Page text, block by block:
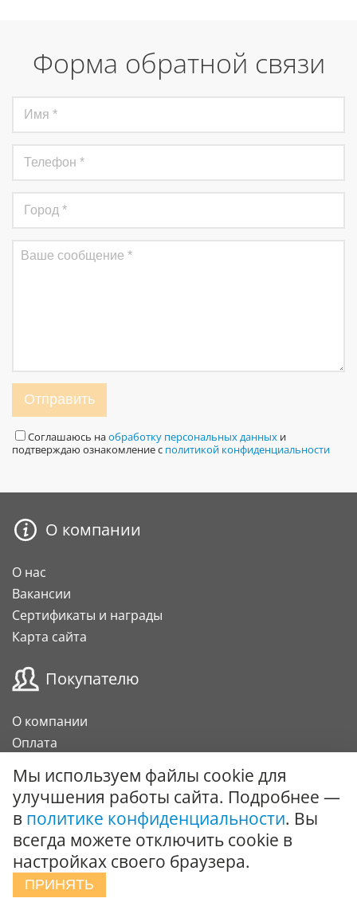
Форма обратной связи
Отправить
Соглашаюсь наобработку персональных данных и
подтверждаю ознакомление с политикой конфиденциальности
О компании
О нас
Вакансии
Сертификаты и награды
Карта сайта
Покупателю
О компании
Оплата
Гарантии и возврат
Карта клиента
Подарочный сертификат
Сотрудничество
Мы используем файлы cookie для
улучшения работы сайта. Подробнее —
в политике конфиденциальности. Вы
всегда можете отключить cookie в
настройках своего браузера.
ПРИНЯТЬ